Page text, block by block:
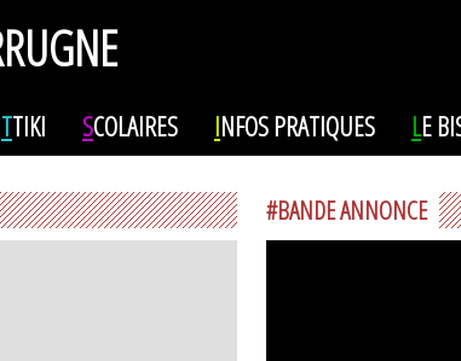
TTIKI SCOLAIRES INFOS PRATIQUES LE
#BANDE ANNONCE